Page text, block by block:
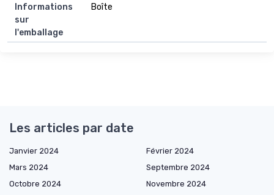
Informations
sur
l'emballage
Boîte
Les articles par date
Janvier 2024
Février 2024
Mars 2024
Septembre 2024
Octobre 2024
Novembre 2024